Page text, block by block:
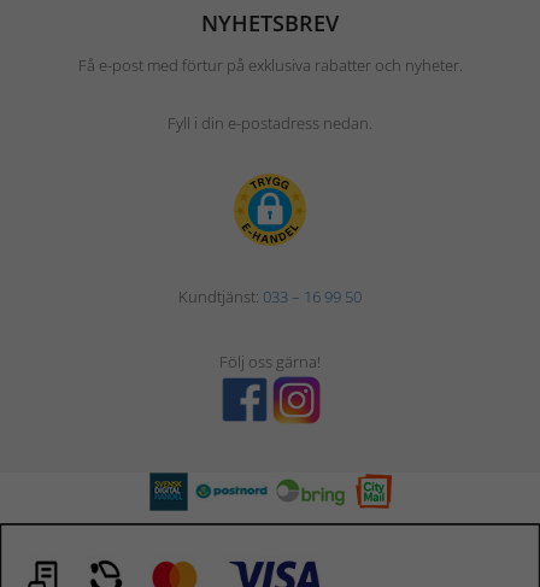
NYHETSBREV
Få e-post med förtur på exklusiva rabatter och nyheter.
Fyll i din e-postadress nedan.
Kundtjänst: 033 – 16 99 50
Följ oss gärna!